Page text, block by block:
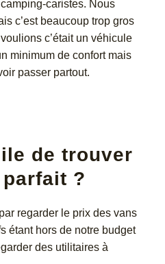
caristes. Nous
c’est beaucoup trop gros
c’était un véhicule
minimum de confort mais
passer partout.
de trouver
?
regarder le prix des vans
étant hors de notre budget
des utilitaires à